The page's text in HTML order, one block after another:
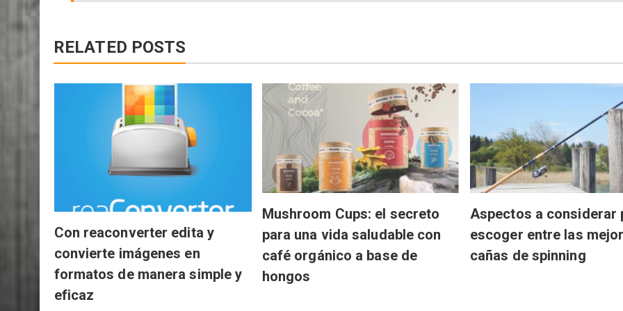
Con reaconverter edita y
convierte imágenes en
formatos de manera simple y
Mushroom Cups: el secreto
para una vida saludable con
café orgánico a base de
Aspectos a considerar
escoger entre las